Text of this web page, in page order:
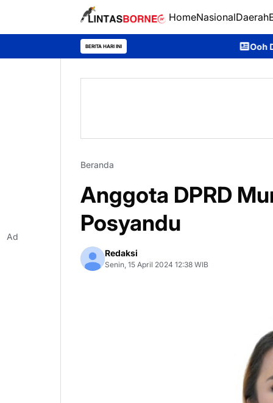
HomeNasionalDaerah
BERITA HARI INI Ooh Darmawan, Anak
Beranda
Anggota DPRD
Posyandu
Redaksi
Senin, 15 April 2024 12:38 WIB
Ad